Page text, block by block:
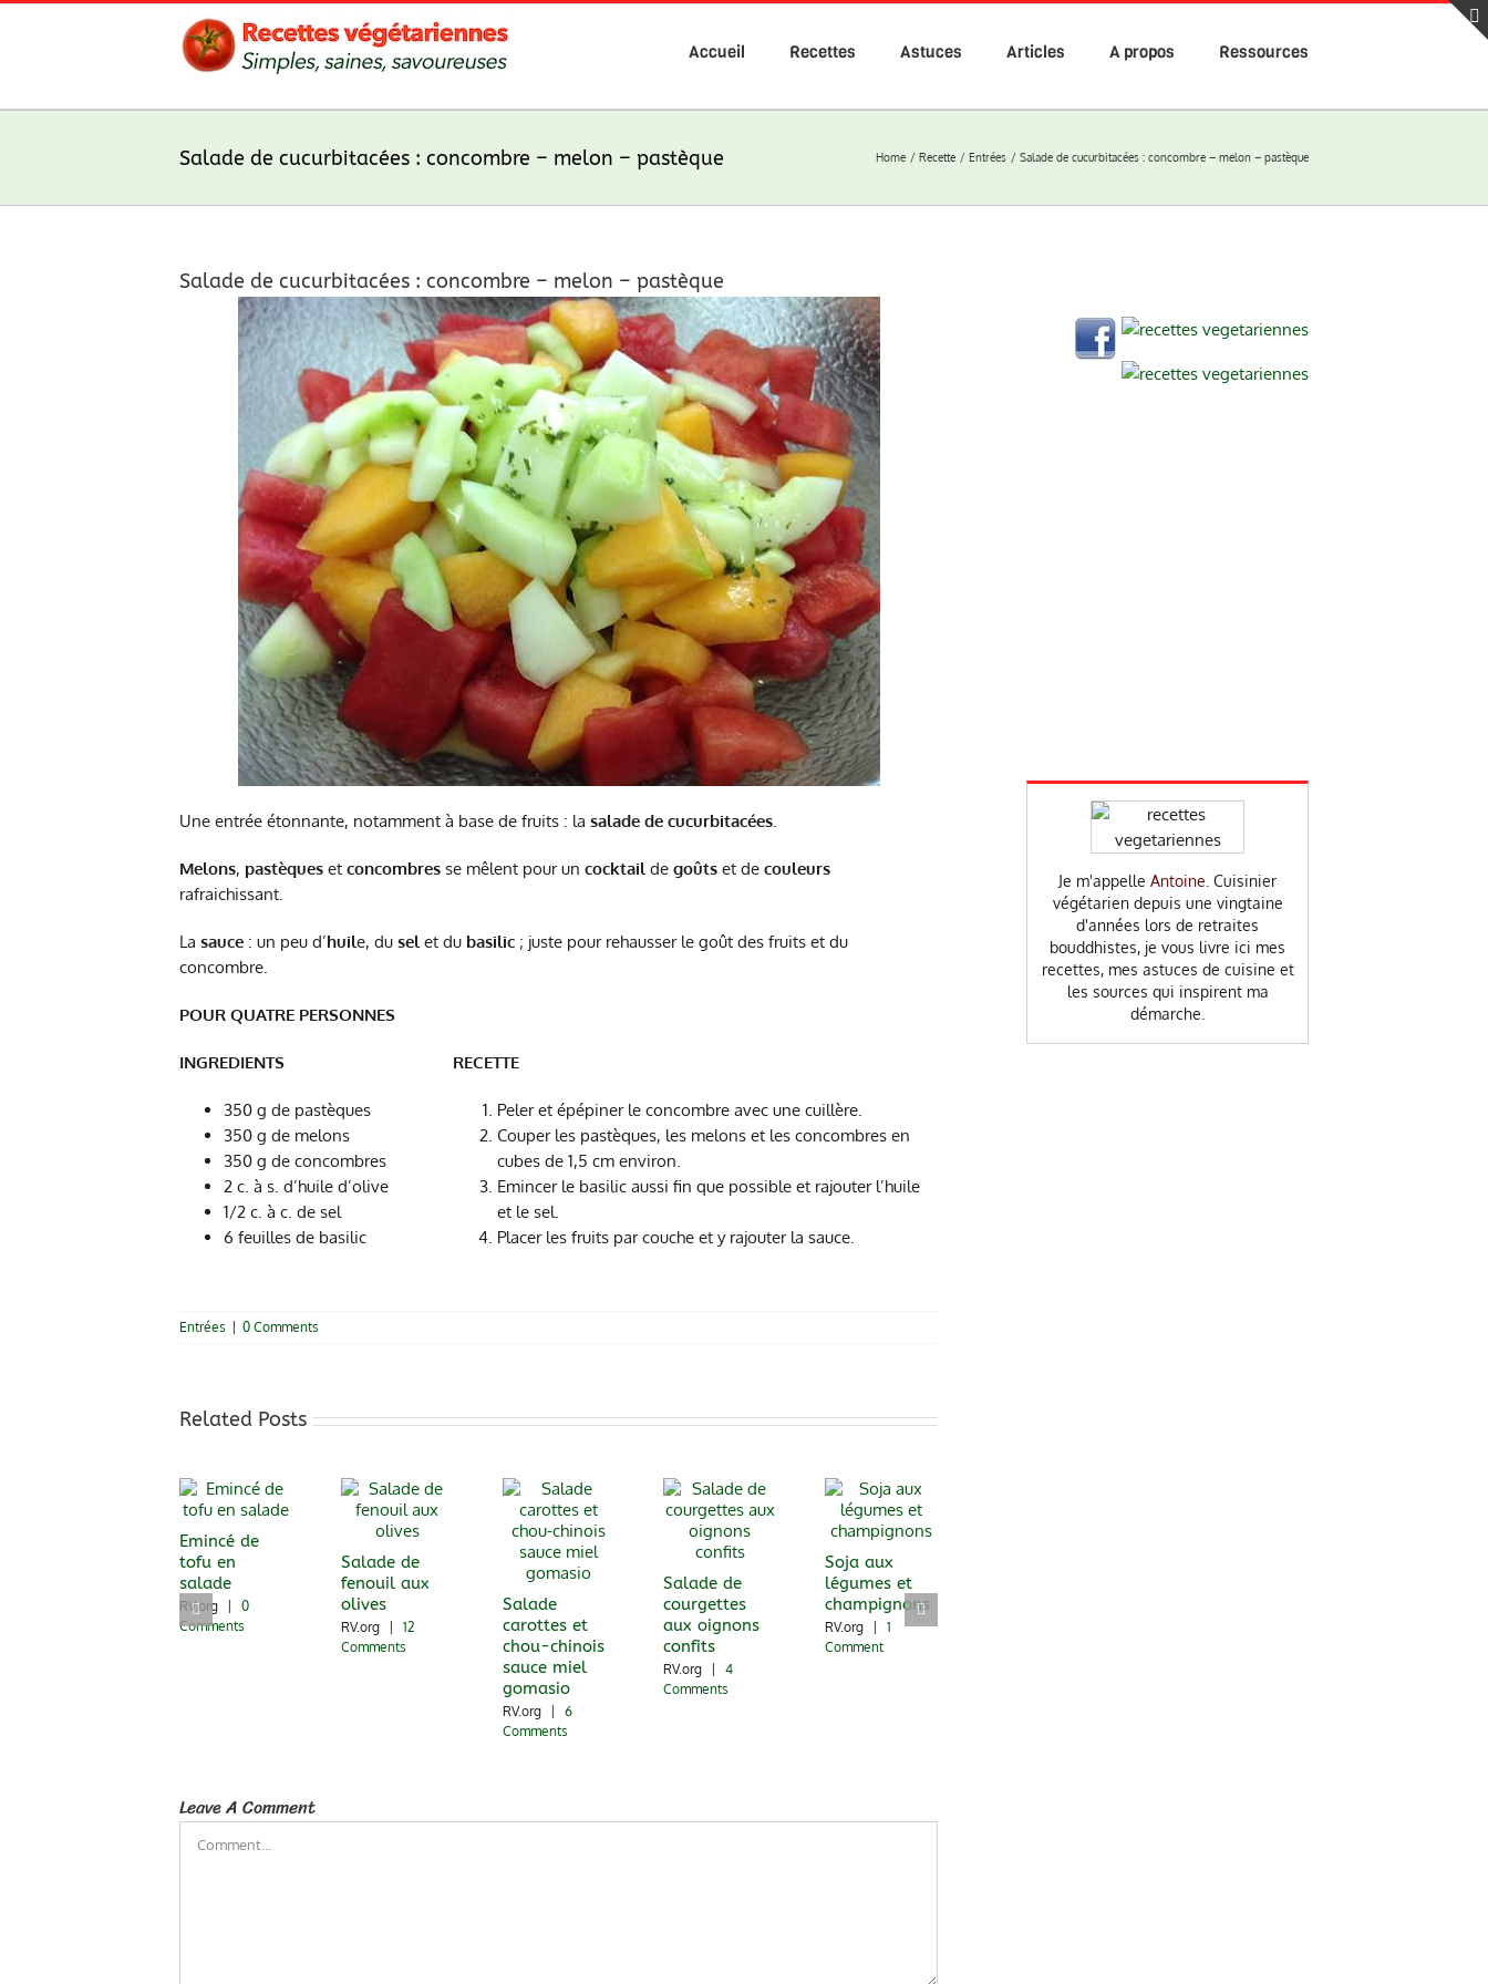
Skip
Accueil Recettes Astuces Articles A propos Ressources
Salade de cucurbitacées : concombre – melon – pastèque Home Recette Entrées Salade de cucurbitacées : concombre – melon – pastèque
Salade de cucurbitacées : concombre – melon – pastèque
Une entrée étonnante, notamment à base de fruits : la salade de cucurbitacées.
Melons, pastèques et concombres se mêlent pour un cocktailde goûts et de couleurs
rafraichissant.
La sauce : un peu d’huile, du selet du basilic ; juste pour rehausser le goût des fruits et du
concombre.
POUR QUATRE PERSONNES
INGREDIENTS
350 g de pastèques
350 g de melons
350 g de concombres
2 c. à s. d’huile d’olive
1/2 c. à c. de sel
6 feuilles de basilic
RECETTE
Peler et épépiner le concombre avec une cuillère.
Couper les pastèques, les melons et les concombres en
cubes de 1,5 cm environ.
Emincer le basilic aussi fin que possible et rajouter l’huile
et le sel.
Placer les fruits par couche et y rajouter la sauce.
Entrées 0 Comments
Related Posts
Emincé de
tofu en
salade
RV.org
0
Comments
Salade de
fenouil aux
olives
RV.org
12
Comments
Salade
carottes et
chou-chinois
sauce miel
gomasio
RV.org
6
Comments
Salade de
courgettes
aux oignons
confits
RV.org
4
Comments
Soja aux
légumes et
champignons
RV.org
1
Comment
Leave A Comment
Je m'appelle Antoine . Cuisinier
végétarien depuis une vingtaine
d'années lors de retraites
bouddhistes, je vous livre ici mes
recettes, mes astuces de cuisine et
les sources qui inspirent ma
démarche.